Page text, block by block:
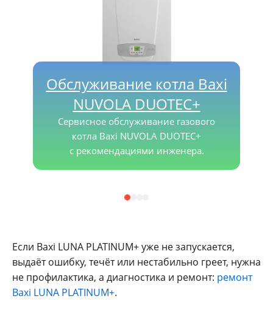
Обслуживание котла Baxi
NUVOLA DUOTEC+
Сервисное обслуживание газового
котла Baxi NUVOLA DUOTEC+
с рекомендациями инженера.
Если Baxi LUNA PLATINUM+ уже не запускается,
выдаёт ошибку, течёт или нестабильно греет, нужна
не профилактика, а диагностика и ремонт: ремонт
Baxi LUNA PLATINUM+.